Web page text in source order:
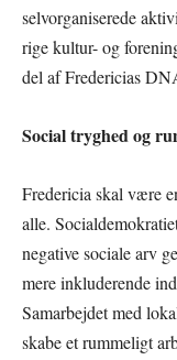
selvorganiserede
rige kultur- og
del af Fredericias
Social tryghed og
Fredericia skal være
alle.
negative sociale arv
mere inkluderende
Samarbejdet med
skabe et rummeligt